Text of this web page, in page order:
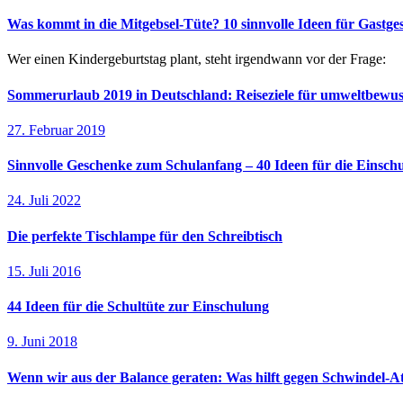
Was kommt in die Mitgebsel-Tüte? 10 sinnvolle Ideen für
Wer einen Kindergeburtstag plant, steht irgendwann vor der Frage:
Sommerurlaub 2019 in Deutschland: Reiseziele für
27. Februar 2019
Sinnvolle Geschenke zum Schulanfang – 40 Ideen für die
24. Juli 2022
Die perfekte Tischlampe für den Schreibtisch
15. Juli 2016
44 Ideen für die Schultüte zur Einschulung
9. Juni 2018
Wenn wir aus der Balance geraten: Was hilft gegen Schwindel-